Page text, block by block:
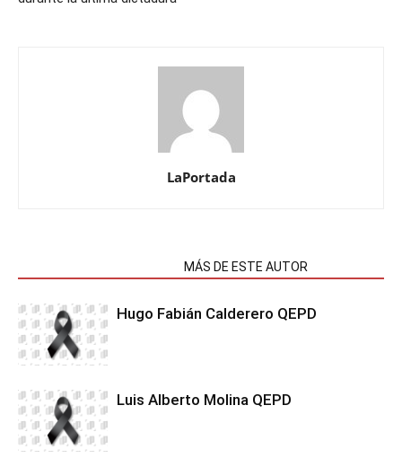
LaPortada
MÁS DE ESTE AUTOR
Hugo Fabián Calderero QEPD
Luis Alberto Molina QEPD